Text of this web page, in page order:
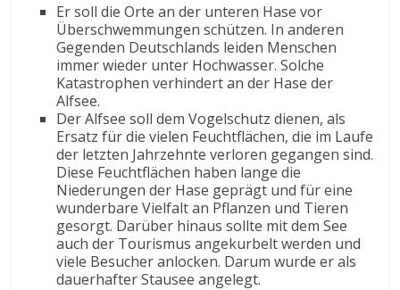
Er soll die Orte an der unteren Hase vor
Überschwemmungen schützen. In anderen
Gegenden Deutschlands leiden Menschen
immer wieder unter Hochwasser. Solche
Katastrophen verhindert an der Hase der
Alfsee.
Der Alfsee soll dem Vogelschutz dienen, als
Ersatz für die vielen Feuchtflächen, die im Laufe
der letzten Jahrzehnte verloren gegangen sind.
Diese Feuchtflächen haben lange die
Niederungen der Hase geprägt und für eine
wunderbare Vielfalt an Pflanzen und Tieren
gesorgt. Darüber hinaus sollte mit dem See
auch der Tourismus angekurbelt werden und
viele Besucher anlocken. Darum wurde er als
dauerhafter Stausee angelegt.